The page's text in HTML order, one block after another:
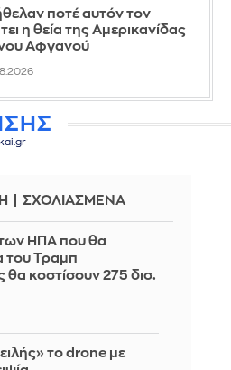
ποτέ αυτόν τον
η θεία της Αμερικανίδας
Αφγανού
ΣΧΟΛΙΑΣΜΕΝΑ
ΗΠΑ που θα
του Τραμπ
θα κοστίσουν 275 δισ.
το drone με